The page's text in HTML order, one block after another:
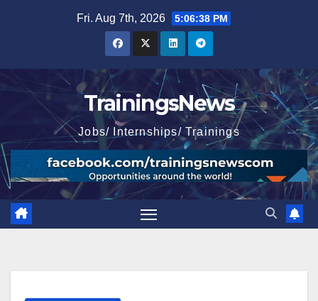
Fri. Aug 7th, 2026 5:06:40 PM
TrainingsNews
Jobs/ Internships/ Trainings